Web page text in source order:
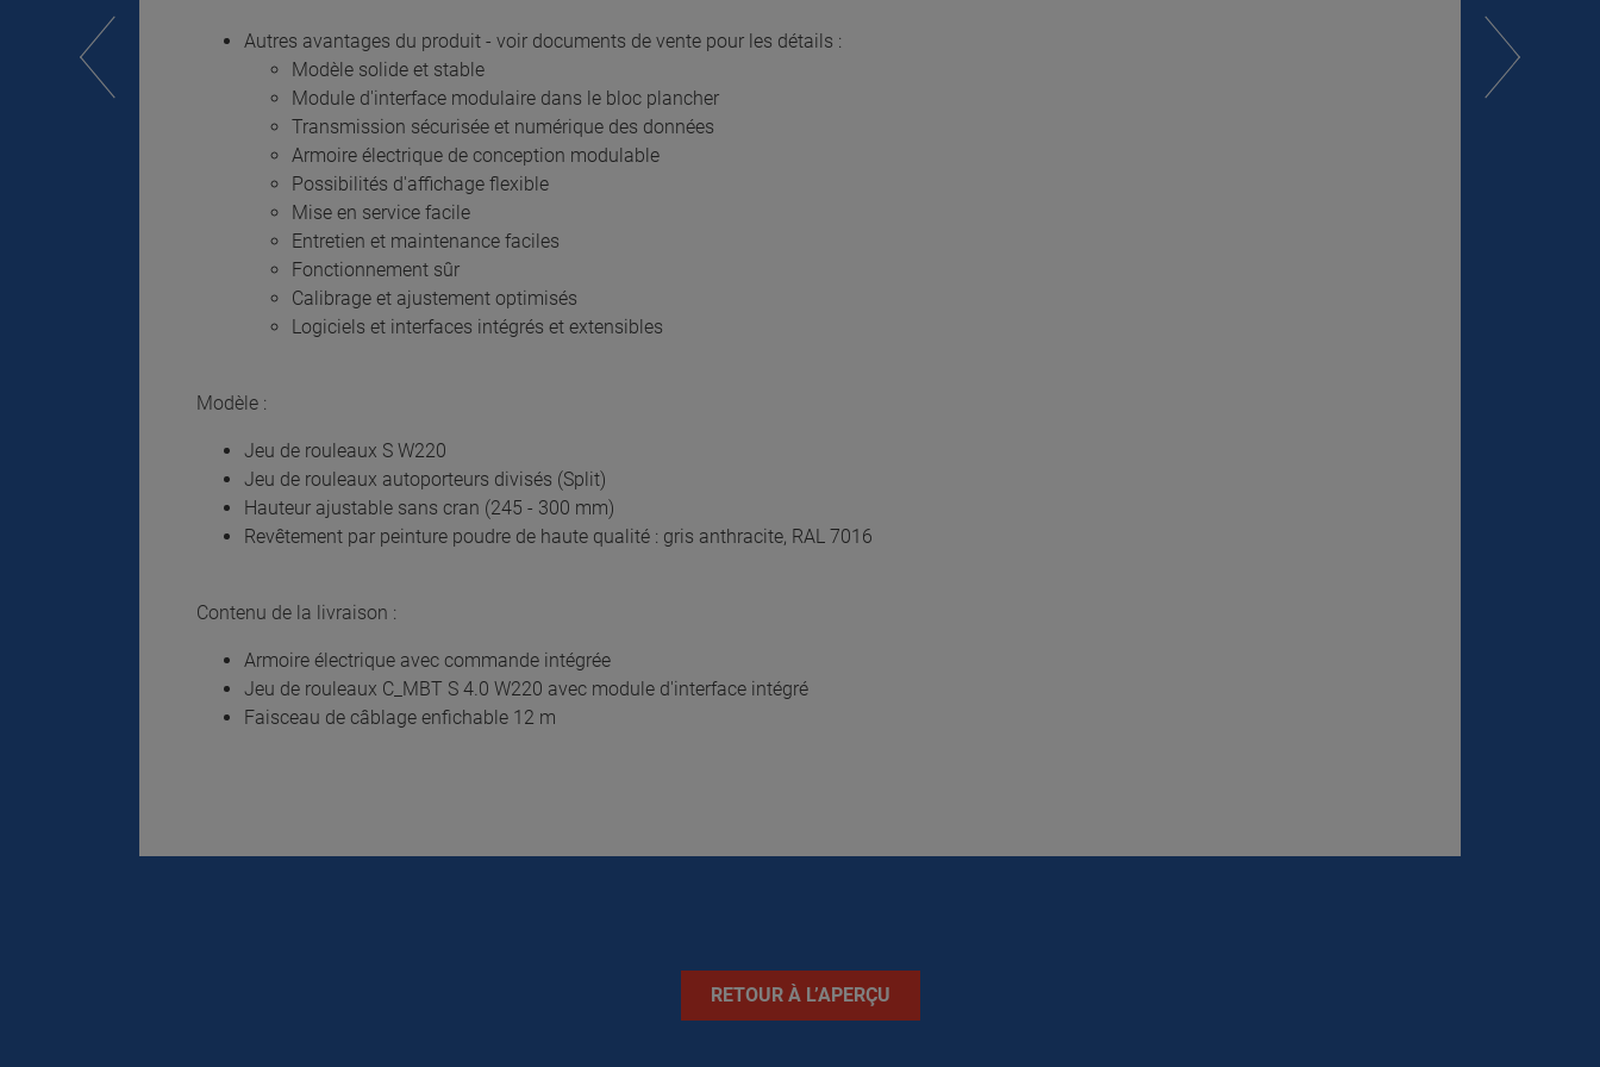
Autres avantages du produit - voir documents de vente pour les détails :
Modèle solide et stable
Module d'interface modulaire dans le bloc plancher
Transmission sécurisée et numérique des données
Armoire électrique de conception modulable
Possibilités d'affichage flexible
Mise en service facile
Entretien et maintenance faciles
Fonctionnement sûr
Calibrage et ajustement optimisés
Logiciels et interfaces intégrés et extensibles
Modèle :
Jeu de rouleaux S W220
Jeu de rouleaux autoporteurs divisés (Split)
Hauteur ajustable sans cran (245 - 300 mm)
Revêtement par peinture poudre de haute qualité : gris anthracite, RAL 7016
Contenu de la livraison :
Armoire électrique avec commande intégrée
Jeu de rouleaux C_MBT S 4.0 W220 avec module d'interface intégré
Faisceau de câblage enfichable 12 m
RETOUR À L’APERÇU